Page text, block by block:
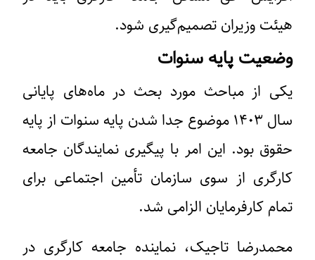
هیئت وزیران تصمیم‌گیری شود.
وضعیت پایه سنوات
یکی از مباحث مورد بحث در ماه‌های پایانی
سال ۱۴۰۳ موضوع جدا شدن پایه سنوات از پایه
حقوق بود. این امر با پیگیری نمایندگان جامعه
کارگری از سوی سازمان تأمین اجتماعی برای
تمام کارفرمایان الزامی شد.
محمدرضا تاجیک، نماینده جامعه کارگری در